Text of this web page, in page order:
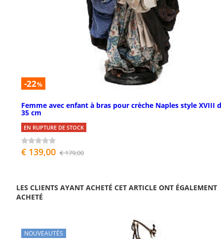
-22%
Femme avec enfant à bras pour crèche Naples style XVIII
35 cm
EN RUPTURE DE STOCK
€ 139,00 € 179,00
LES CLIENTS AYANT ACHETÉ CET ARTICLE ONT ÉGALEMENT
ACHETÉ
NOUVEAUTÉS